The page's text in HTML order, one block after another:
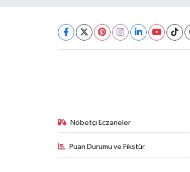
Nöbetçi Eczaneler
Puan Durumu ve Fikstür
HABERDE İNSAN